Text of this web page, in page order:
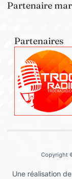
Partenaire
Partenaires
Copyright
Une réalisation